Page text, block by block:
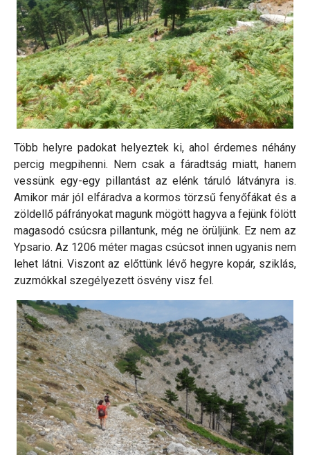
Több helyre padokat helyeztek ki, ahol érdemes néhány
percig megpihenni. Nem csak a fáradtság miatt, hanem
vessünk egy-egy pillantást az elénk táruló látványra is.
Amikor már jól elfáradva a kormos törzsű fenyőfákat és a
zöldellő páfrányokat magunk mögött hagyva a fejünk fölött
magasodó csúcsra pillantunk, még ne örüljünk. Ez nem az
Ypsario. Az 1206 méter magas csúcsot innen ugyanis nem
lehet látni. Viszont az előttünk lévő hegyre kopár, sziklás,
zuzmókkal szegélyezett ösvény visz fel.